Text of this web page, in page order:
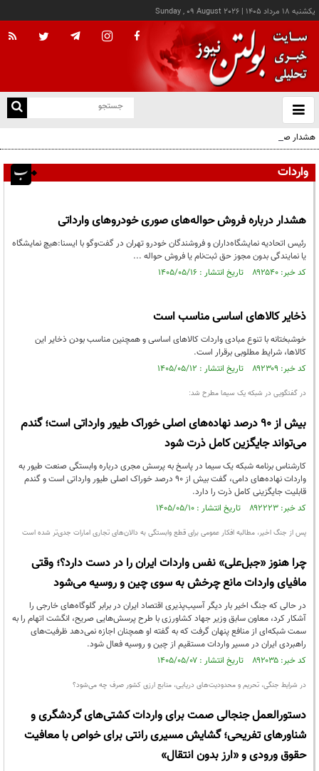
يکشنبه ۱۸ مرداد ۱۴۰۵ |
Sunday , 09 August 2026
باز
و
هشدار صنعا به عربستان: وقت تلف نکنید
واردات
هشدار درباره فروش حواله‌های صوری خودروهای وارداتی
رئیس اتحادیه نمایشگاه‌داران و فروشندگان خودرو تهران در گفت‌وگو با ایسنا:هیچ نمایشگاه
یا نمایندگی بدون مجوز حق ثبت‌نام یا فروش حواله ...
کد خبر: ۸۹۲۵۴۰ تاریخ انتشار : ۱۴۰۵/۰۵/۱۶
ذخایر کالاهای اساسی مناسب است
خوشبختانه با تنوع مبادی واردات کالاهای اساسی و همچنین مناسب بودن ذخایر این
کالاها، شرایط مطلوبی برقرار است.
کد خبر: ۸۹۲۳۰۹ تاریخ انتشار : ۱۴۰۵/۰۵/۱۲
در گفتگویی در شبکه یک سیما مطرح شد:
بیش از ۹۰ درصد نهاده‌های اصلی خوراک طیور وارداتی است؛ گندم
می‌تواند جایگزین کامل ذرت شود
کارشناس برنامه شبکه یک سیما در پاسخ به پرسش مجری درباره وابستگی صنعت طیور به
واردات نهاده‌های دامی، گفت بیش از ۹۰ درصد خوراک اصلی طیور وارداتی است و گندم
قابلیت جایگزینی کامل ذرت را دارد.
کد خبر: ۸۹۲۲۲۳ تاریخ انتشار : ۱۴۰۵/۰۵/۱۰
پس از جنگ اخیر، مطالبه افکار عمومی برای قطع وابستگی به دالان‌های تجاری امارات جدی‌تر شده است
چرا هنوز «جبل‌علی» نفس واردات ایران را در دست دارد؟؛ وقتی
مافیای واردات مانع چرخش به سوی چین و روسیه می‌شود
در حالی که جنگ اخیر بار دیگر آسیب‌پذیری اقتصاد ایران در برابر گلوگاه‌های خارجی را
آشکار کرد، معاون سابق وزیر جهاد کشاورزی با طرح پرسش‌هایی صریح، انگشت اتهام را به
سمت شبکه‌ای از منافع پنهان گرفت که به گفته او همچنان اجازه نمی‌دهد ظرفیت‌های
راهبردی ایران در مسیر واردات مستقیم از چین و روسیه فعال شود.
کد خبر: ۸۹۲۰۳۵ تاریخ انتشار : ۱۴۰۵/۰۵/۰۷
در شرایط جنگی، تحریم و محدودیت‌های دریایی، منابع ارزی کشور صرف چه می‌شود؟
دستورالعمل جنجالی صمت برای واردات کشتی‌های گردشگری و
شناورهای تفریحی؛ گشایش مسیری رانتی برای خواص با معافیت
حقوق ورودی و «ارز بدون انتقال»